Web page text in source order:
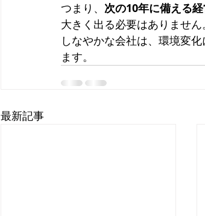
つまり、 次の10年に備える
大きく出る必要はありません
しなやかな会社は、環境変
ます。
最新記事